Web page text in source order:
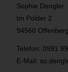
Sophie Dengler
Im Polder 2
94560 Offenberg
Telefon: 0991
E-Mail: